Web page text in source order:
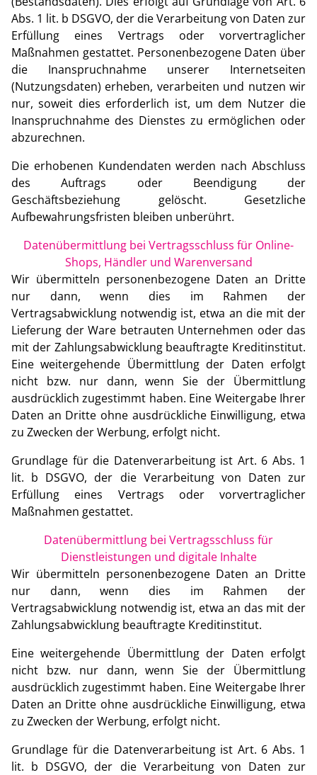
Abs. 1 lit. b DSGVO, der die Verarbeitung von Daten zur
Erfüllung eines Vertrags oder vorvertraglicher
Maßnahmen gestattet. Personenbezogene Daten über
die Inanspruchnahme unserer Internetseiten
(Nutzungsdaten) erheben, verarbeiten und nutzen wir
nur, soweit dies erforderlich ist, um dem Nutzer die
Inanspruchnahme des Dienstes zu ermöglichen oder
abzurechnen.
Die erhobenen Kundendaten werden nach Abschluss
des Auftrags oder Beendigung der
Geschäftsbeziehung gelöscht. Gesetzliche
Aufbewahrungsfristen bleiben unberührt.
Datenübermittlung bei Vertragsschluss für Online-
Shops, Händler und Warenversand
Wir übermitteln personenbezogene Daten an Dritte
nur dann, wenn dies im Rahmen der
Vertragsabwicklung notwendig ist, etwa an die mit der
Lieferung der Ware betrauten Unternehmen oder das
mit der Zahlungsabwicklung beauftragte Kreditinstitut.
Eine weitergehende Übermittlung der Daten erfolgt
nicht bzw. nur dann, wenn Sie der Übermittlung
ausdrücklich zugestimmt haben. Eine Weitergabe Ihrer
Daten an Dritte ohne ausdrückliche Einwilligung, etwa
zu Zwecken der Werbung, erfolgt nicht.
Grundlage für die Datenverarbeitung ist Art. 6 Abs. 1
lit. b DSGVO, der die Verarbeitung von Daten zur
Erfüllung eines Vertrags oder vorvertraglicher
Maßnahmen gestattet.
Datenübermittlung bei Vertragsschluss für
Dienstleistungen und digitale Inhalte
Wir übermitteln personenbezogene Daten an Dritte
nur dann, wenn dies im Rahmen der
Vertragsabwicklung notwendig ist, etwa an das mit der
Zahlungsabwicklung beauftragte Kreditinstitut.
Eine weitergehende Übermittlung der Daten erfolgt
nicht bzw. nur dann, wenn Sie der Übermittlung
ausdrücklich zugestimmt haben. Eine Weitergabe Ihrer
Daten an Dritte ohne ausdrückliche Einwilligung, etwa
zu Zwecken der Werbung, erfolgt nicht.
Grundlage für die Datenverarbeitung ist Art. 6 Abs. 1
lit. b DSGVO, der die Verarbeitung von Daten zur